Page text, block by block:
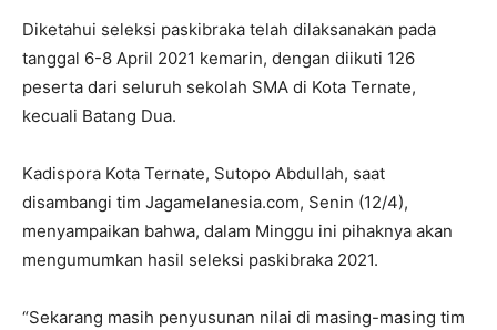
Diketahui seleksi paskibraka telah dilaksanakan pada
tanggal 6-8 April 2021 kemarin, dengan diikuti 126
peserta dari seluruh sekolah SMA di Kota Ternate,
kecuali Batang Dua.
Kadispora Kota Ternate, Sutopo Abdullah, saat
disambangi tim Jagamelanesia.com, Senin (12/4),
menyampaikan bahwa, dalam Minggu ini pihaknya akan
mengumumkan hasil seleksi paskibraka 2021.
“Sekarang masih penyusunan nilai di masing-masing tim